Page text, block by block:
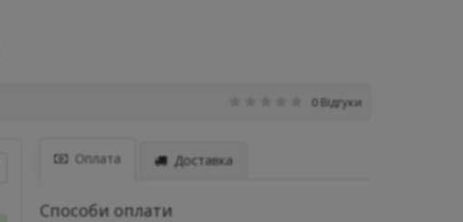
0 Відгуки
Оплата Доставка
Способи оплати